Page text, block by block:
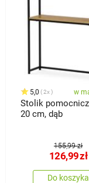
5,0 2x w
Stolik
20 cm, dąb
155,99 zł
126,99zł
Do koszyka